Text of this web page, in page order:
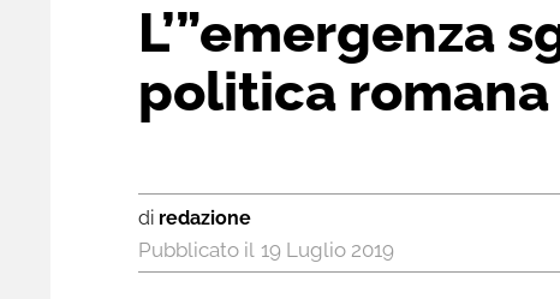
L’”emergenza
politica romana
di redazione
19 Luglio 2019